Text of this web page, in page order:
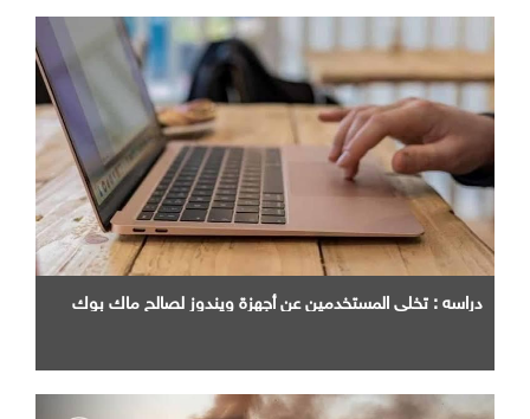
دراسه : تخلي المستخدمين عن أجهزة ويندوز لصالح ماك بوك